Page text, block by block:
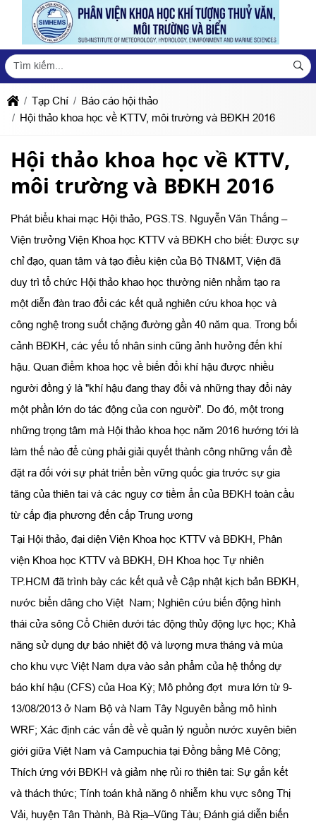
Tạp Chí
Báo cáo hội thảo
Hội thảo khoa học về KTTV, môi trường và BĐKH 2016
Hội thảo khoa học về KTTV,
môi trường và BĐKH 2016
Phát biểu khai mạc Hội thảo, PGS.TS. Nguyễn Văn Thắng –
Viện trưởng Viện Khoa học KTTV và BĐKH cho biết: Được sự
chỉ đạo, quan tâm và tạo điều kiện của Bộ TN&MT, Viện đã
duy trì tổ chức Hội thảo khao học thường niên nhằm tạo ra
một diễn đàn trao đổi các kết quả nghiên cứu khoa học và
công nghệ trong suốt chặng đường gần 40 năm qua. Trong bối
cảnh BĐKH, các yếu tố nhân sinh cũng ảnh hưởng đến khí
hậu. Quan điểm khoa học về biến đổi khí hậu được nhiều
người đồng ý là "khí hậu đang thay đổi và những thay đổi này
một phần lớn do tác động của con người". Do đó, một trong
những trọng tâm mà Hội thảo khoa học năm 2016 hướng tới là
làm thế nào để cùng phải giải quyết thành công những vấn đề
đặt ra đối với sự phát triển bền vững quốc gia trước sự gia
tăng của thiên tai và các nguy cơ tiềm ẩn của BĐKH toàn cầu
từ cấp địa phương đến cấp Trung ương
Tại Hội thảo, đại diện Viện Khoa học KTTV và BĐKH, Phân
viện Khoa học KTTV và BĐKH, ĐH Khoa học Tự nhiên
TP.HCM đã trình bày các kết quả về Cập nhật kịch bản BĐKH,
nước biển dâng cho Việt Nam; Nghiên cứu biến động hình
thái cửa sông Cổ Chiên dưới tác động thủy động lực học; Khả
năng sử dụng dự báo nhiệt độ và lượng mưa tháng và mùa
cho khu vực Việt Nam dựa vào sản phẩm của hệ thống dự
báo khí hậu (CFS) của Hoa Kỳ; Mô phỏng đợt mưa lớn từ 9-
13/08/2013 ở Nam Bộ và Nam Tây Nguyên bằng mô hình
WRF; Xác định các vấn đề về quản lý nguồn nước xuyên biên
giới giữa Việt Nam và Campuchia tại Đồng bằng Mê Công;
Thích ứng với BĐKH và giảm nhẹ rủi ro thiên tai: Sự gắn kết
và thách thức; Tính toán khả năng ô nhiễm khu vực sông Thị
Vải, huyện Tân Thành, Bà Rịa–Vũng Tàu; Đánh giá diễn biến